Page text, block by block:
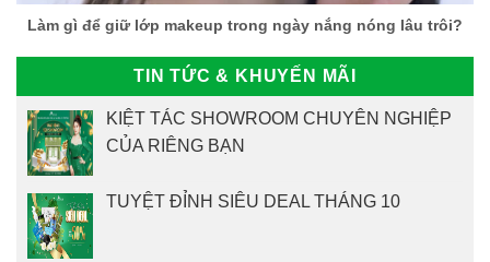
Làm gì để giữ lớp makeup trong ngày nắng nóng lâu trôi?
TIN TỨC & KHUYẾN MÃI
KIỆT TÁC SHOWROOM CHUYÊN NGHIỆP
CỦA RIÊNG BẠN
TUYỆT ĐỈNH SIÊU DEAL THÁNG 10